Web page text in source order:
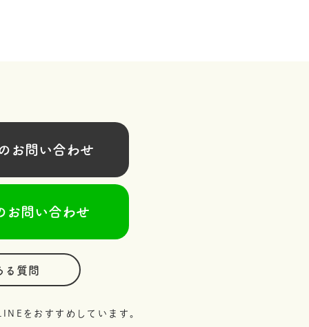
問い合わせ
問い合わせ
る質問
をおすすめしています。